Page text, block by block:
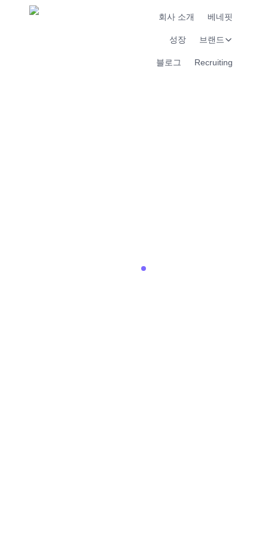
회사 소개 베네핏
성장 브랜드
블로그 Recruiting